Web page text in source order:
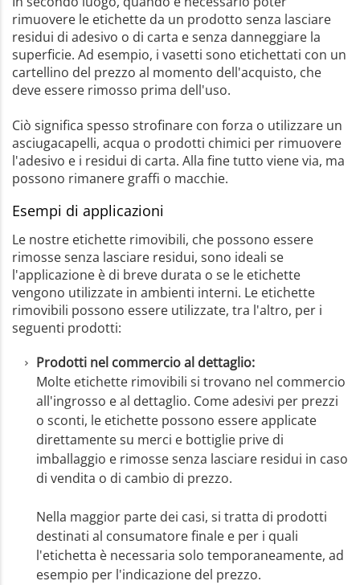
rimuovere le etichette da un prodotto senza lasciare
residui di adesivo o di carta e senza danneggiare la
superficie. Ad esempio, i vasetti sono etichettati con un
cartellino del prezzo al momento dell'acquisto, che
deve essere rimosso prima dell'uso.
Ciò significa spesso strofinare con forza o utilizzare un
asciugacapelli, acqua o prodotti chimici per rimuovere
l'adesivo e i residui di carta. Alla fine tutto viene via, ma
possono rimanere graffi o macchie.
Esempi di applicazioni
Le nostre etichette rimovibili, che possono essere
rimosse senza lasciare residui, sono ideali se
l'applicazione è di breve durata o se le etichette
vengono utilizzate in ambienti interni. Le etichette
rimovibili possono essere utilizzate, tra l'altro, per i
seguenti prodotti:
Prodotti nel commercio al dettaglio:
Molte etichette rimovibili si trovano nel commercio
all'ingrosso e al dettaglio. Come adesivi per prezzi
o sconti, le etichette possono essere applicate
direttamente su merci e bottiglie prive di
imballaggio e rimosse senza lasciare residui in caso
di vendita o di cambio di prezzo.
Nella maggior parte dei casi, si tratta di prodotti
destinati al consumatore finale e per i quali
l'etichetta è necessaria solo temporaneamente, ad
esempio per l'indicazione del prezzo.